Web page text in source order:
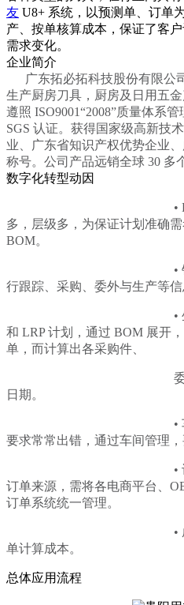
友 U8+ 系统，以预测单、订单
产、按单核算成本，保证了客
需求变化。
企业简介
广东拓必拓科技股份有限公
生产厨房刀具，厨房及日用五
遵照 ISO9001“2008”质量体系
SGS 认证。获得国家级高新技术
业、广东省知识产权优势企业
称号。公司产品远销全球 30 多
数字化转型动因
•
多，层级多，为保证计划准确
BOM。
•
行跟踪、采购、委外与生产等信
•
和 LRP 计划，通过 BOM 展开
单，而计算出各采购件、
日期。
•
要求常常出错，通过车间管理
•
订单来源，需将各电商平台、
订单系统统一管理。
•
单计算成本。
总体应用流程